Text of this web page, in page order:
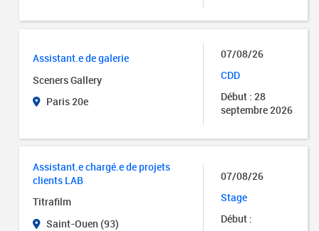
Assistant.e de galerie
Sceners Gallery
Paris 20e
07/08/26
CDD
Début : 28
septembre 2026
Assistant.e chargé.e de projets
clients LAB
Titrafilm
Saint-Ouen (93)
07/08/26
Stage
Début :